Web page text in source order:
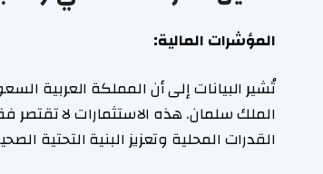
المؤشرات المالية:
تُشير البيانات إلى أن المملكة العربية
الملك سلمان. هذه الاستثمارات لا
القدرات المحلية وتعزيز البنية التحتية